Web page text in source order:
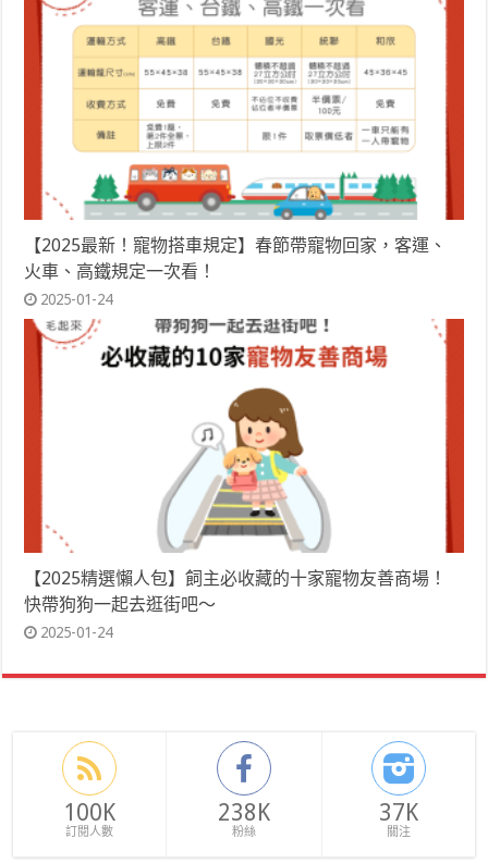
【2025最新！寵物搭車規定】春節帶寵物回家，客運、
火車、高鐵規定一次看！
2025-01-24
【2025精選懶人包】飼主必收藏的十家寵物友善商場！
快帶狗狗一起去逛街吧～
2025-01-24
100K
訂閱人數
238K
粉絲
37K
關注